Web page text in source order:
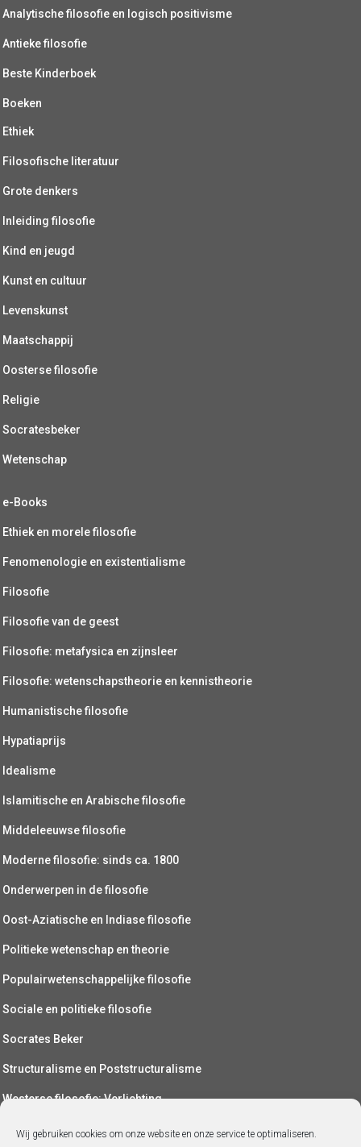
Wij gebruiken cookies om onze website en onze service te optimaliseren.
Analytische filosofie en logisch positivisme
Antieke filosofie
Beste Kinderboek
Boeken
Ethiek
Filosofische literatuur
Grote denkers
Inleiding filosofie
Kind en jeugd
Kunst en cultuur
Levenskunst
Maatschappij
Oosterse filosofie
Religie
Socratesbeker
Wetenschap
e-Books
Ethiek en morele filosofie
Fenomenologie en existentialisme
Filosofie
Filosofie van de geest
Filosofie: metafysica en zijnsleer
Filosofie: wetenschapstheorie en kennistheorie
Humanistische filosofie
Hypatiaprijs
Idealisme
Islamitische en Arabische filosofie
Middeleeuwse filosofie
Moderne filosofie: sinds ca. 1800
Onderwerpen in de filosofie
Oost-Aziatische en Indiase filosofie
Politieke wetenschap en theorie
Populairwetenschappelijke filosofie
Sociale en politieke filosofie
Socrates Beker
Structuralisme en Poststructuralisme
Westerse filosofie: Verlichting
Wetenschapsfilosofie